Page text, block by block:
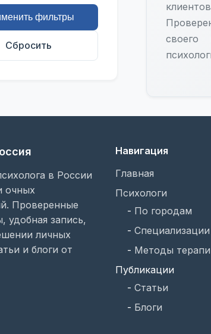
фильтры
Сбросить
своего
в России
очных
Проверенные
удобная запись,
личных
и блоги от
Навигация
Главная
Психологи
- По городам
- Специализации
- Методы
Публикации
- Статьи
- Блоги